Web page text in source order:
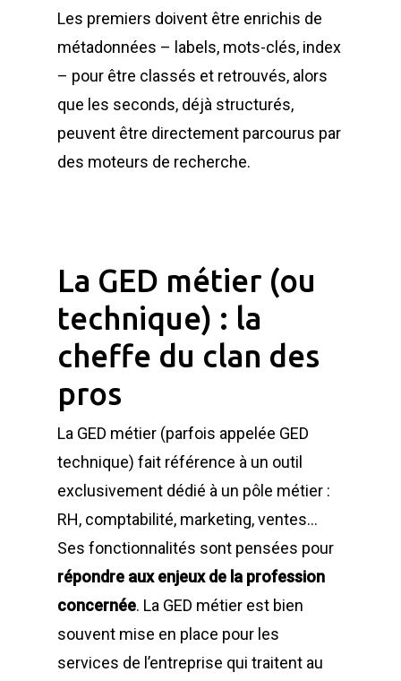
Les premiers doivent être enrichis de
métadonnées – labels, mots-clés, index
– pour être classés et retrouvés, alors
que les seconds, déjà structurés,
peuvent être directement parcourus par
des moteurs de recherche.
La GED métier (ou
technique) : la
cheffe du clan des
pros
La GED métier (parfois appelée GED
technique) fait référence à un outil
exclusivement dédié à un pôle métier :
RH, comptabilité, marketing, ventes…
Ses fonctionnalités sont pensées pour
répondre aux enjeux de la profession
concernée. La GED métier est bien
souvent mise en place pour les
services de l’entreprise qui traitent au